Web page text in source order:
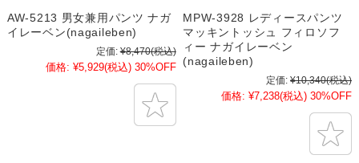
AW-5213 男女兼用パンツ ナガ
イレーベン(nagaileben)
定価: ¥8,470(税込)
価格: ¥5,929(税込) 30%OFF
MPW-3928 レディースパンツ
マッキントッシュ フィロソフ
ィー ナガイレーベン
(nagaileben)
定価: ¥10,340(税込)
価格: ¥7,238(税込) 30%OFF